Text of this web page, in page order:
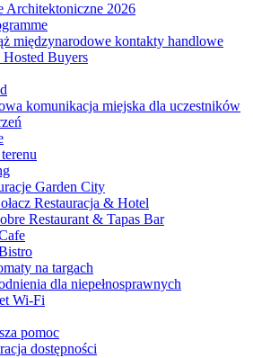
Architektoniczne 2026
międzynarodowe kontakty handlowe
Buyers
komunikacja miejska dla uczestników
Garden City
Restauracja & Hotel
Restaurant & Tapas Bar
na targach
dla niepełnosprawnych
Wi-Fi
pomoc
dostępności